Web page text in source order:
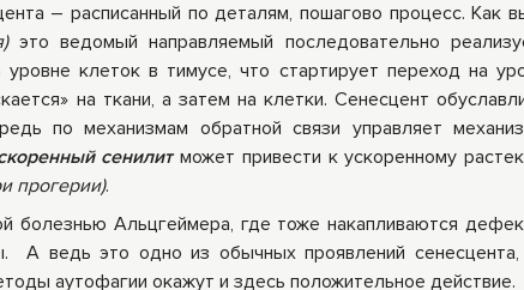
– расписанный по деталям, пошагово процесс. Как
это ведомый направляемый последовательно
клеток в тимусе, что стартирует переход на
на ткани, а затем на клетки. Сенесцент
по механизмам обратной связи управляет
сенилитможет привести к ускоренному
прогерии).
болезнью Альцгеймера, где тоже накапливаются
А ведь это одно из обычных проявлений
аутофагии окажут и здесь положительное действие.